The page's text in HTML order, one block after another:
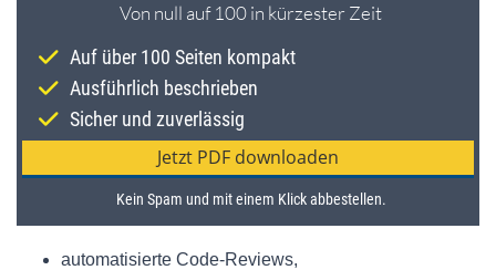
automatisierte Code-Reviews,